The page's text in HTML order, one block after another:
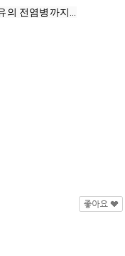
전염병까지...